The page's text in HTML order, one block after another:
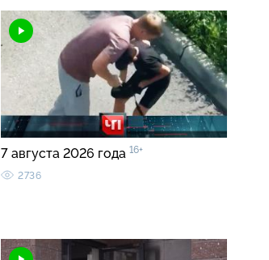
7 августа 2026 года 16+
2736